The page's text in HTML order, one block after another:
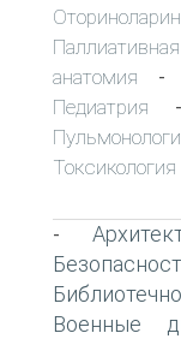
анатомия -
Педиатрия
Токсикология
-
Военные